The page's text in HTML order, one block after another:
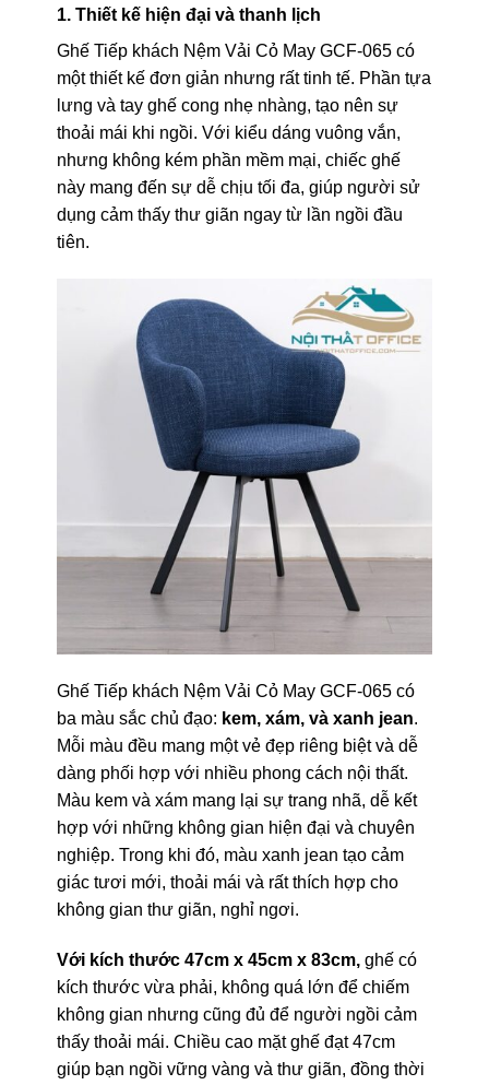
1. Thiết kế hiện đại và thanh lịch
Ghế Tiếp khách Nệm Vải Cỏ May GCF-065 có
một thiết kế đơn giản nhưng rất tinh tế. Phần tựa
lưng và tay ghế cong nhẹ nhàng, tạo nên sự
thoải mái khi ngồi. Với kiểu dáng vuông vắn,
nhưng không kém phần mềm mại, chiếc ghế
này mang đến sự dễ chịu tối đa, giúp người sử
dụng cảm thấy thư giãn ngay từ lần ngồi đầu
tiên.
Ghế Tiếp khách Nệm Vải Cỏ May GCF-065 có
ba màu sắc chủ đạo: kem, xám, và xanh jean.
Mỗi màu đều mang một vẻ đẹp riêng biệt và dễ
dàng phối hợp với nhiều phong cách nội thất.
Màu kem và xám mang lại sự trang nhã, dễ kết
hợp với những không gian hiện đại và chuyên
nghiệp. Trong khi đó, màu xanh jean tạo cảm
giác tươi mới, thoải mái và rất thích hợp cho
không gian thư giãn, nghỉ ngơi.
Với kích thước 47cm x 45cm x 83cm,ghế có
kích thước vừa phải, không quá lớn để chiếm
không gian nhưng cũng đủ để người ngồi cảm
thấy thoải mái. Chiều cao mặt ghế đạt 47cm
giúp bạn ngồi vững vàng và thư giãn, đồng thời